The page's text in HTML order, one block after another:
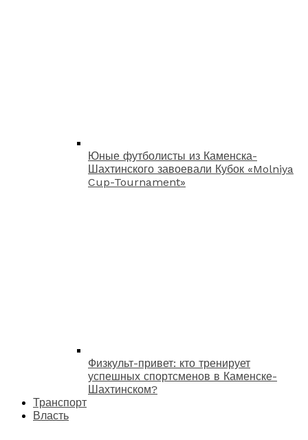
Юные футболисты из Каменска-
Шахтинского завоевали Кубок «Molniya
Cup-Tournament»
Физкульт-привет: кто тренирует
успешных спортсменов в Каменске-
Шахтинском?
Транспорт
Власть